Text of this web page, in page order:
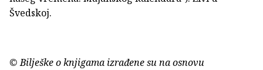
Švedskoj.
© Bilješke o knjigama izrađene su na osnovu